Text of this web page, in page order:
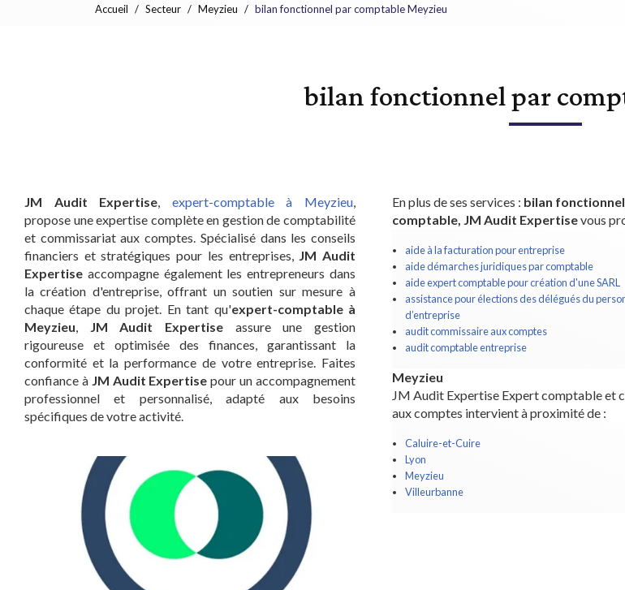
Accueil Secteur Meyzieu bilan fonctionnel par comptable Meyzieu
bilan fonctionnel par
JM Audit Expertise expert-comptable à Meyzieu
propose une expertise complète en gestion de comptabilité
et commissariat aux comptes. Spécialisé dans les conseils
financiers et stratégiques pour les entreprises,
JM Audit
Expertise accompagne également les entrepreneurs dans
la création d'entreprise, offrant un soutien sur mesure à
chaque étape du projet. En tant qu'expert-comptable à
Meyzieu
JM Audit Expertise assure une gestion
rigoureuse et optimisée des finances, garantissant la
conformité et la performance de votre entreprise. Faites
confiance à JM Audit Expertise pour un accompagnement
professionnel et personnalisé, adapté aux besoins
spécifiques de votre activité.
En plus de ses services : bilan
comptable, JM Audit Expertisevous
aide à la facturation pour entreprise
aide démarches juridiques par comptable
aide expert comptable pour création d'une SARL
assistance pour élections des délégués du
d’entreprise
audit commissaire aux comptes
audit comptable entreprise
Meyzieu
JM Audit Expertise Expert comptable et
aux comptes intervient à proximité de :
Caluire-et-Cuire
Lyon
Meyzieu
Villeurbanne